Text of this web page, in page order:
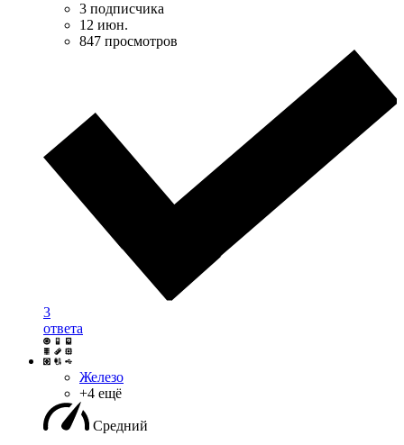
3 подписчика
12 июн.
847 просмотров
3
ответа
Железо
+4 ещё
Средний